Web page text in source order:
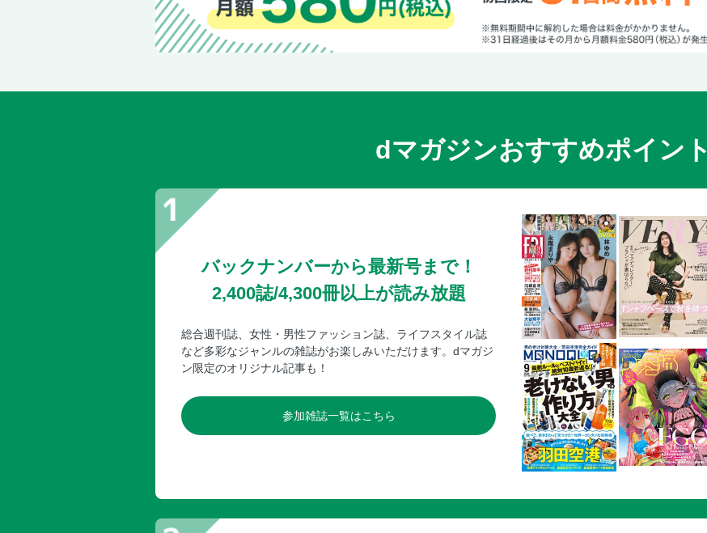
dマガジンおすすめポイント
バックナンバーから最新号まで！
2,400誌/4,300冊以上が読み放題
総合週刊誌、女性・男性ファッション誌、ライフスタイル誌
など多彩なジャンルの雑誌がお楽しみいただけます。dマガジ
ン限定のオリジナル記事も！
参加雑誌一覧はこちら